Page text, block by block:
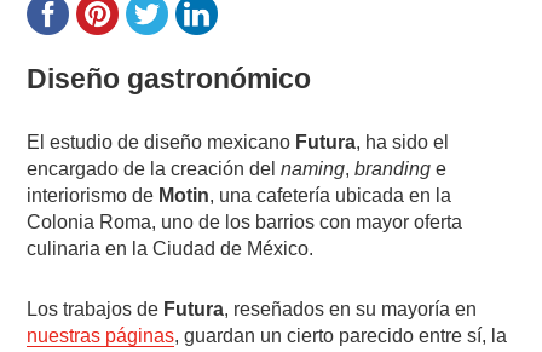
Diseño gastronómico
El estudio de diseño mexicano Futura, ha sido el
encargado de la creación delnaming, branding e
interiorismo de Motin, una cafetería ubicada en la
Colonia Roma, uno de los barrios con mayor oferta
culinaria en la Ciudad de México.
Los trabajos de Futura, reseñados en su mayoría en
nuestras páginas, guardan un cierto parecido entre sí, la